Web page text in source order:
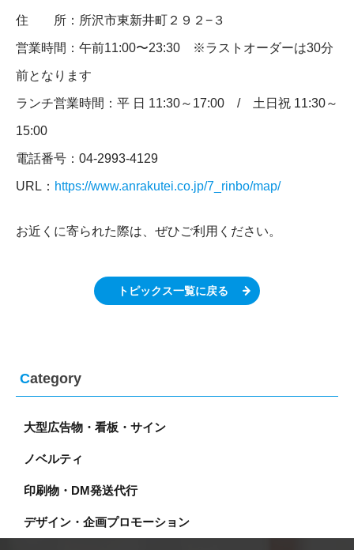
住 所：所沢市東新井町２９２−３
営業時間：午前11:00〜23:30 ※ラストオーダーは30分
前となります
ランチ営業時間：平 日 11:30～17:00 / 土日祝 11:30～
15:00
電話番号：04-2993-4129
URL： https://www.anrakutei.co.jp/7_rinbo/map/
お近くに寄られた際は、ぜひご利用ください。
トピックス一覧に戻る
Category
大型広告物・看板・サイン
ノベルティ
印刷物・DM発送代行
デザイン・企画プロモーション